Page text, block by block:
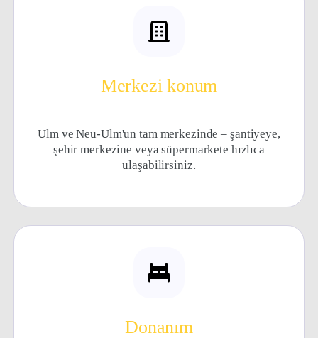
Merkezi konum
Ulm ve Neu-Ulm'un tam merkezinde – şantiyeye,
şehir merkezine veya süpermarkete hızlıca
ulaşabilirsiniz.
Donanım